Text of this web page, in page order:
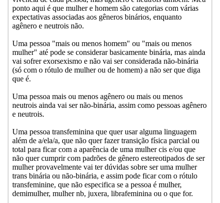
ponto aqui é que mulher e homem são categorias com várias
expectativas associadas aos gêneros binários, enquanto
agênero e neutrois não.
Uma pessoa "mais ou menos homem" ou "mais ou menos
mulher" até pode se considerar basicamente binária, mas ainda
vai sofrer exorsexismo e não vai ser considerada não-binária
(só com o rótulo de mulher ou de homem) a não ser que diga
que é.
Uma pessoa mais ou menos agênero ou mais ou menos
neutrois ainda vai ser não-binária, assim como pessoas agênero
e neutrois.
Uma pessoa transfeminina que quer usar alguma linguagem
além de a/ela/a, que não quer fazer transição física parcial ou
total para ficar com a aparência de uma mulher cis e/ou que
não quer cumprir com padrões de gênero estereotipados de ser
mulher provavelmente vai ter dúvidas sobre ser uma mulher
trans binária ou não-binária, e assim pode ficar com o rótulo
transfeminine, que não especifica se a pessoa é mulher,
demimulher, mulher nb, juxera, librafeminina ou o que for.